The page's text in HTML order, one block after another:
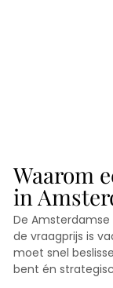
Waarom
in
De
de vraagprijs is
moet snel
bent én